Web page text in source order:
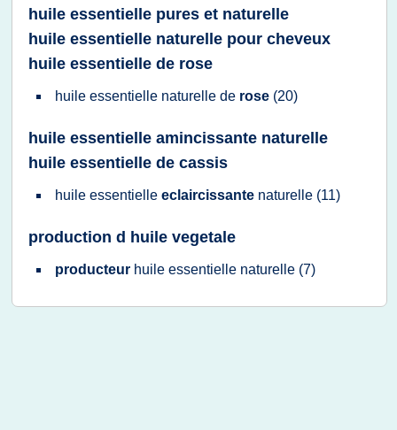
huile essentielle pures et naturelle
huile essentielle naturelle pour cheveux
huile essentielle de rose
huile essentielle naturelle de rose (20)
huile essentielle amincissante naturelle
huile essentielle de cassis
huile essentielle eclaircissante naturelle (11)
production d huile vegetale
producteur huile essentielle naturelle (7)